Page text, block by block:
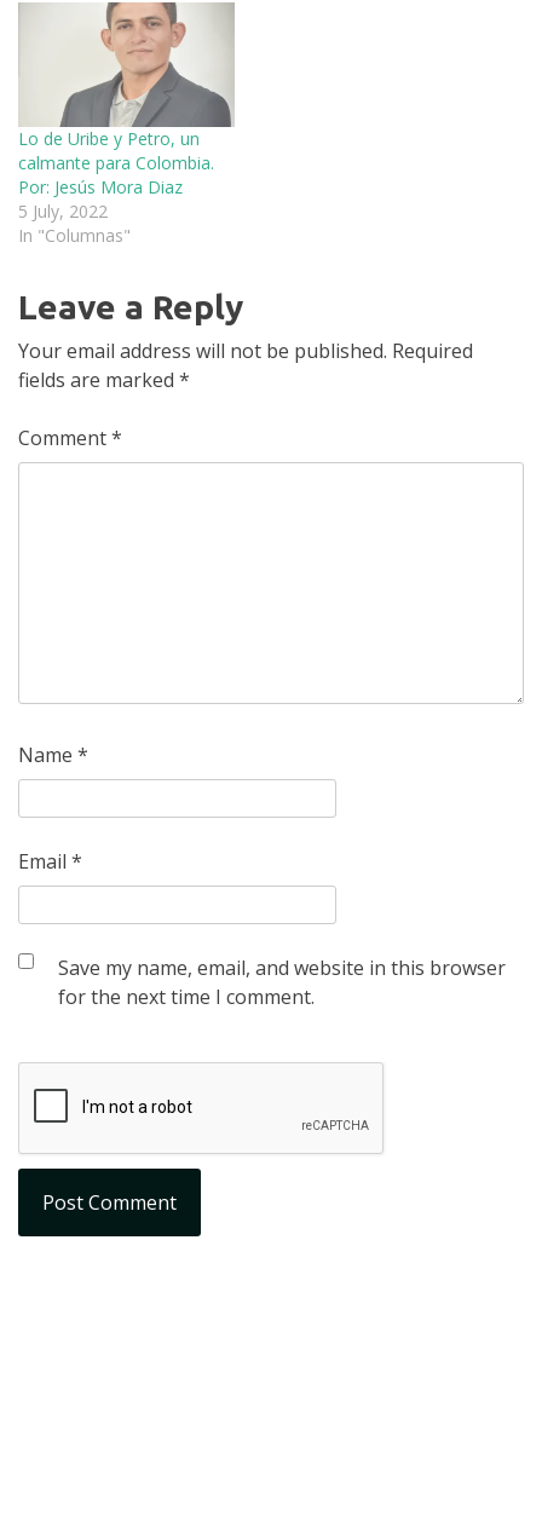
Lo de Uribe y Petro, un
calmante para Colombia.
Por: Jesús Mora Diaz
5 July, 2022
In "Columnas"
Leave a Reply
Your email address will not be published. Required
fields are marked *
Comment*
Name *
Email *
Save my name, email, and website in this browser
for the next time I comment.